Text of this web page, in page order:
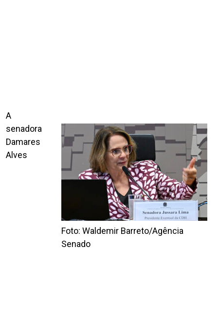
Foto: Waldemir Barreto/Agência
Senado
A
senadora
Damares
Alves